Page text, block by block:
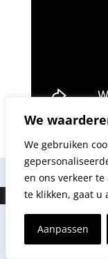
We
We gebruiken
en ons verkeer te
te klikken, gaat u
Aanpassen